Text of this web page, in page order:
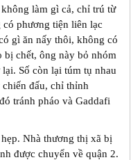
làm gì cả, chỉ trú từ
phương tiện liên lạc
gì ăn nấy thôi, không có
bị chết, ông này bỏ nhóm
Số còn lại túm tụ nhau
đấu, chỉ thỉnh
tránh pháo và Gaddafi
Nhà thương thị xã bị
được chuyển về quận 2.